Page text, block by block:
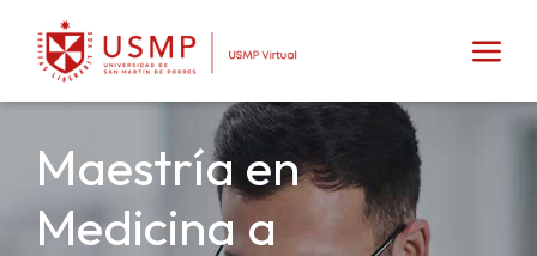
Maestría en
Medicina a